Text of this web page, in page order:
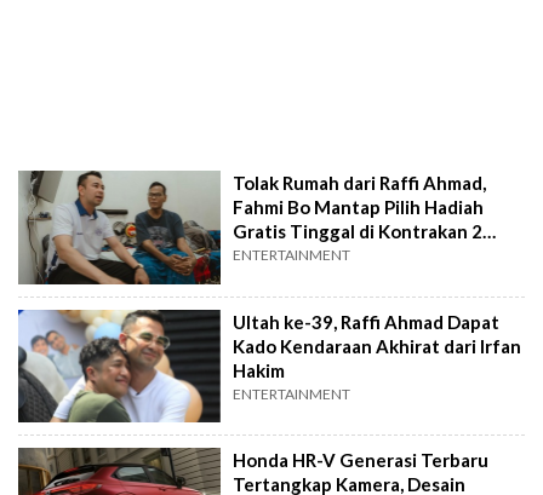
Tolak Rumah dari Raffi Ahmad,
Fahmi Bo Mantap Pilih Hadiah
Gratis Tinggal di Kontrakan 2
Tahun
ENTERTAINMENT
Ultah ke-39, Raffi Ahmad Dapat
Kado Kendaraan Akhirat dari Irfan
Hakim
ENTERTAINMENT
Honda HR-V Generasi Terbaru
Tertangkap Kamera, Desain